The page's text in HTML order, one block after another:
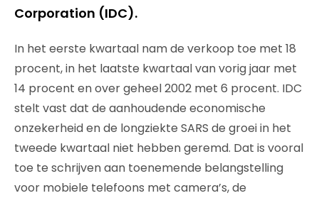
Corporation (IDC).
In het eerste kwartaal nam de verkoop toe met 18
procent, in het laatste kwartaal van vorig jaar met
14 procent en over geheel 2002 met 6 procent. IDC
stelt vast dat de aanhoudende economische
onzekerheid en de longziekte SARS de groei in het
tweede kwartaal niet hebben geremd. Dat is vooral
toe te schrijven aan toenemende belangstelling
voor mobiele telefoons met camera’s, de